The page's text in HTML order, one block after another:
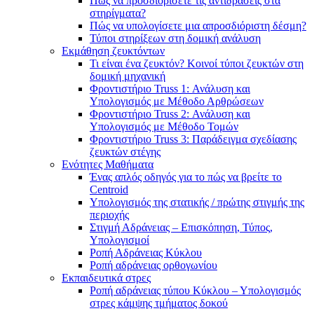
στηρίγματα?
Πώς να υπολογίσετε μια απροσδιόριστη δέσμη?
Τύποι στηρίξεων στη δομική ανάλυση
Εκμάθηση ζευκτόντων
Τι είναι ένα ζευκτόν? Κοινοί τύποι ζευκτών στη
δομική μηχανική
Φροντιστήριο Truss 1: Ανάλυση και
Υπολογισμός με Μέθοδο Αρθρώσεων
Φροντιστήριο Truss 2: Ανάλυση και
Υπολογισμός με Μέθοδο Τομών
Φροντιστήριο Truss 3: Παράδειγμα σχεδίασης
ζευκτών στέγης
Ενότητες Μαθήματα
Ένας απλός οδηγός για το πώς να βρείτε το
Centroid
Υπολογισμός της στατικής / πρώτης στιγμής της
περιοχής
Στιγμή Αδράνειας – Επισκόπηση, Τύπος,
Υπολογισμοί
Ροπή Αδράνειας Κύκλου
Ροπή αδράνειας ορθογωνίου
Εκπαιδευτικά στρες
Ροπή αδράνειας τύπου Κύκλου – Υπολογισμός
στρες κάμψης τμήματος δοκού